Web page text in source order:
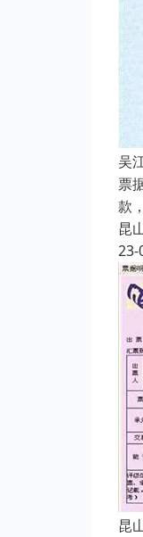
吴
票
款
昆
23-
昆